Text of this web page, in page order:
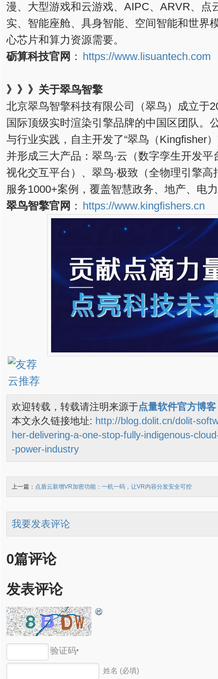
漫、大型游戏和云游戏、AIPC、ARVR、点
实、智能座舱、具身智能、空间智能和世界
心芯片和算力资源需要。
砺算科技官网 ： https://www.lisuantech.com
》》》 关于翠鸟智擎
北京翠鸟智擎科技有限公司（翠鸟）成立于
国际顶级实时渲染引擎品牌的中国区团队。
与行业实践，自主开发了“翠鸟（Kingfisher
并形成三大产品：翠鸟·云（数字孪生开发平
视化交互平台）、翠鸟·极致（全物理引擎
服务1000+案例，覆盖智慧政务、地产、电
翠鸟智擎官网 ： https://www.kingfishers.cn
欢迎转载，转载请注明来源于点量软件官方博客
本文永久链接地址: http://blog.dolit.cn/dolit-
her-delivering-a-one-stop-fully-indigenous-
-power-industry
上一篇： 点盾云新增VR加密功能：一机一码，让VR内容分发安全可控
我要发表评论
0篇评论
发表评论
验证码*
姓名 (必填)